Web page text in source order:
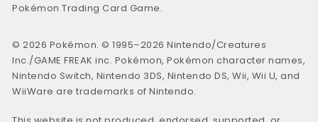
Pokémon Trading Card Game.
© 2026 Pokémon. © 1995–2026 Nintendo/Creatures
Inc./GAME FREAK inc. Pokémon, Pokémon character names,
Nintendo Switch, Nintendo 3DS, Nintendo DS, Wii, Wii U, and
WiiWare are trademarks of Nintendo.